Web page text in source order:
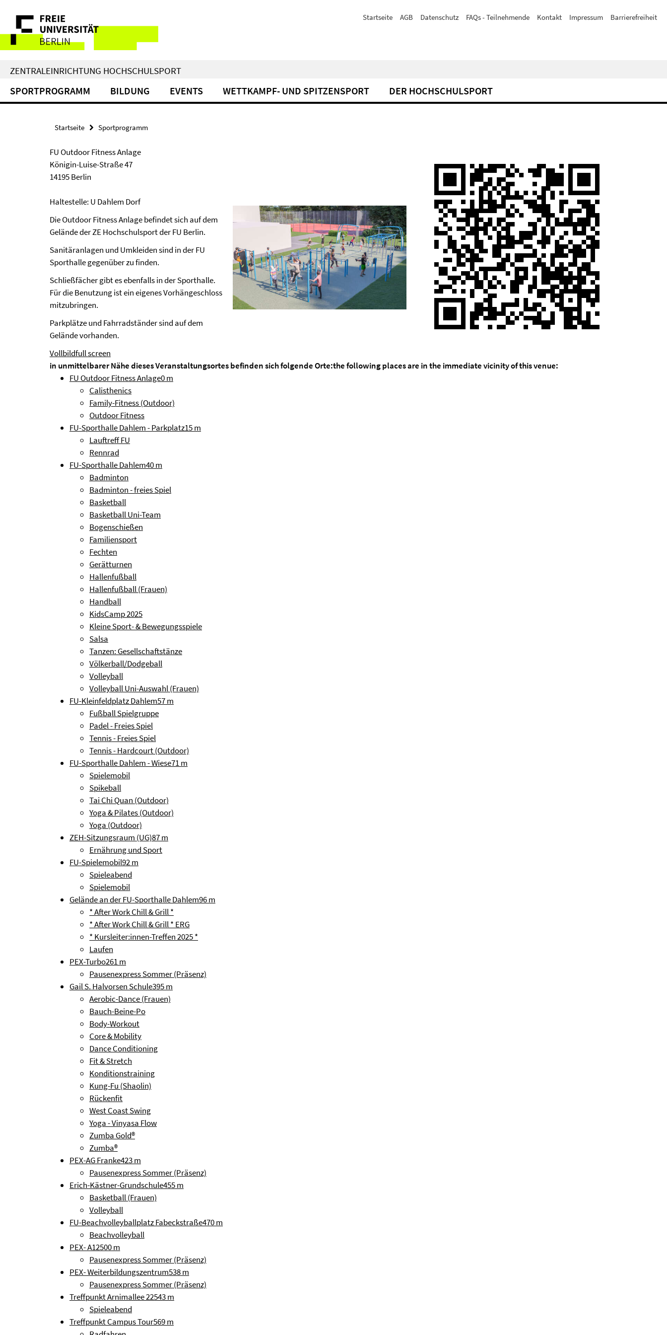
direkt
Inhalt
Service-
Navigation
Startseite AGB Datenschutz FAQs - Teilnehmende Kontakt Impressum Barrierefreiheit
ZENTRALEINRICHTUNG HOCHSCHULSPORT
SPORTPROGRAMM BILDUNG EVENTS WETTKAMPF- UND SPITZENSPORT DER HOCHSCHULSPORT
Startseite Sportprogramm
FU Outdoor Fitness Anlage
Königin-Luise-Straße 47
14195 Berlin
Haltestelle: U Dahlem Dorf
Die Outdoor Fitness Anlage befindet sich auf dem
Gelände der ZE Hochschulsport der FU Berlin.
Sanitäranlagen und Umkleiden sind in der FU
Sporthalle gegenüber zu finden.
Schließfächer gibt es ebenfalls in der Sporthalle.
Für die Benutzung ist ein eigenes Vorhängeschloss
mitzubringen.
Parkplätze und Fahrradständer sind auf dem
Gelände vorhanden.
Vollbildfull screen
in unmittelbarer Nähe dieses Veranstaltungsortes befinden sich folgende Orte:the following places are in the immediate vicinity of this venue:
FU Outdoor Fitness Anlage0 m
Calisthenics
Family-Fitness (Outdoor)
Outdoor Fitness
FU-Sporthalle Dahlem - Parkplatz15 m
Lauftreff FU
Rennrad
FU-Sporthalle Dahlem40 m
Badminton
Badminton - freies Spiel
Basketball
Basketball Uni-Team
Bogenschießen
Familiensport
Fechten
Gerätturnen
Hallenfußball
Hallenfußball (Frauen)
Handball
KidsCamp 2025
Kleine Sport- & Bewegungsspiele
Salsa
Tanzen: Gesellschaftstänze
Völkerball/Dodgeball
Volleyball
Volleyball Uni-Auswahl (Frauen)
FU-Kleinfeldplatz Dahlem57 m
Fußball Spielgruppe
Padel - Freies Spiel
Tennis - Freies Spiel
Tennis - Hardcourt (Outdoor)
FU-Sporthalle Dahlem - Wiese71 m
Spielemobil
Spikeball
Tai Chi Quan (Outdoor)
Yoga & Pilates (Outdoor)
Yoga (Outdoor)
ZEH-Sitzungsraum (UG)87 m
Ernährung und Sport
FU-Spielemobil92 m
Spieleabend
Spielemobil
Gelände an der FU-Sporthalle Dahlem96 m
* After Work Chill & Grill *
* After Work Chill & Grill * ERG
* Kursleiter:innen-Treffen 2025 *
Laufen
PEX-Turbo261 m
Pausenexpress Sommer (Präsenz)
Gail S. Halvorsen Schule395 m
Aerobic-Dance (Frauen)
Bauch-Beine-Po
Body-Workout
Core & Mobility
Dance Conditioning
Fit & Stretch
Konditionstraining
Kung-Fu (Shaolin)
Rückenfit
West Coast Swing
Yoga - Vinyasa Flow
Zumba Gold®
Zumba®
PEX-AG Franke423 m
Pausenexpress Sommer (Präsenz)
Erich-Kästner-Grundschule455 m
Basketball (Frauen)
Volleyball
FU-Beachvolleyballplatz Fabeckstraße470 m
Beachvolleyball
PEX- A12500 m
Pausenexpress Sommer (Präsenz)
PEX- Weiterbildungszentrum538 m
Pausenexpress Sommer (Präsenz)
Treffpunkt Arnimallee 22543 m
Spieleabend
Treffpunkt Campus Tour569 m